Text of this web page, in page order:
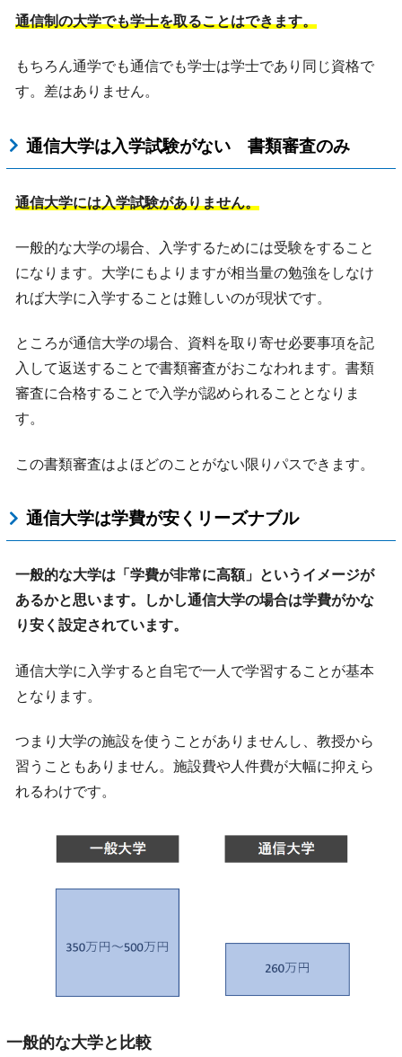
通信制の大学でも学士を取ることはできます。
もちろん通学でも通信でも学士は学士であり同じ資格で
す。差はありません。
通信大学は入学試験がない 書類審査のみ
通信大学には入学試験がありません。
一般的な大学の場合、入学するためには受験をすること
になります。大学にもよりますが相当量の勉強をしなけ
れば大学に入学することは難しいのが現状です。
ところが通信大学の場合、資料を取り寄せ必要事項を記
入して返送することで書類審査がおこなわれます。書類
審査に合格することで入学が認められることとなりま
す。
この書類審査はよほどのことがない限りパスできます。
通信大学は学費が安くリーズナブル
一般的な大学は「学費が非常に高額」というイメージが
あるかと思います。しかし通信大学の場合は学費がかな
り安く設定されています。
通信大学に入学すると自宅で一人で学習することが基本
となります。
つまり大学の施設を使うことがありませんし、教授から
習うこともありません。施設費や人件費が大幅に抑えら
れるわけです。
一般的な大学と比較